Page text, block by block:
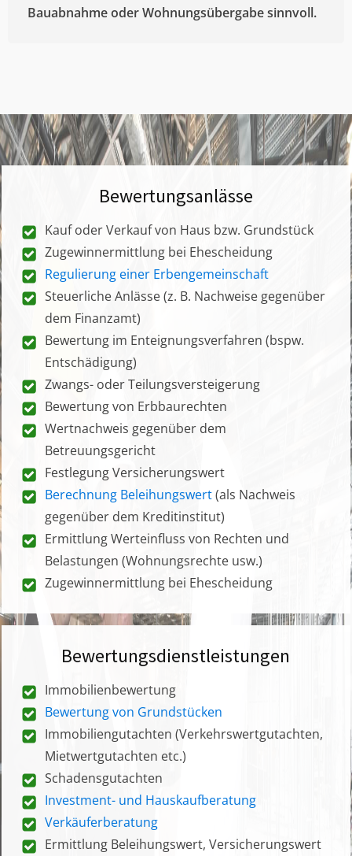
Bauabnahme oder Wohnungsübergabe sinnvoll.
Bewertungsanlässe
Kauf oder Verkauf von Haus bzw. Grundstück
Zugewinnermittlung bei Ehescheidung
Regulierung einer Erbengemeinschaft
Steuerliche Anlässe (z. B. Nachweise gegenüber
dem Finanzamt)
Bewertung im Enteignungsverfahren (bspw.
Entschädigung)
Zwangs- oder Teilungsversteigerung
Bewertung von Erbbaurechten
Wertnachweis gegenüber dem
Betreuungsgericht
Festlegung Versicherungswert
Berechnung Beleihungswert(als Nachweis
gegenüber dem Kreditinstitut)
Ermittlung Werteinfluss von Rechten und
Belastungen (Wohnungsrechte usw.)
Zugewinnermittlung bei Ehescheidung
Bewertungsdienstleistungen
Immobilienbewertung
Bewertung von Grundstücken
Immobiliengutachten (Verkehrswertgutachten,
Mietwertgutachten etc.)
Schadensgutachten
Investment- und Hauskaufberatung
Verkäuferberatung
Ermittlung Beleihungswert, Versicherungswert